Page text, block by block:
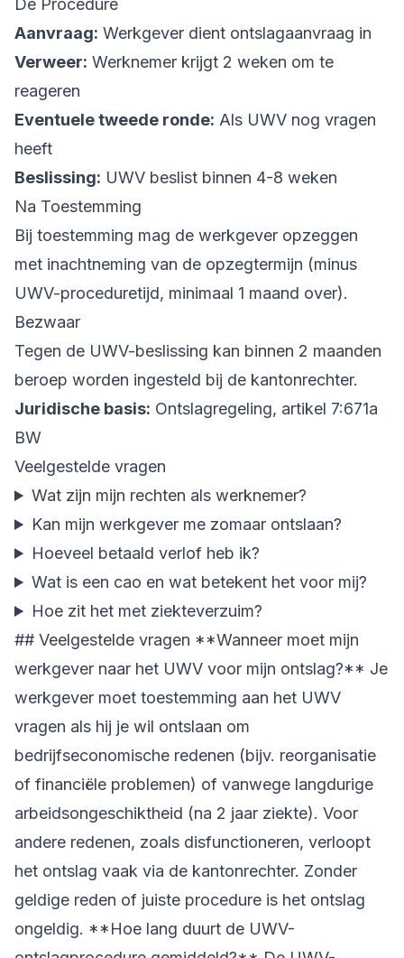
De Procedure
Aanvraag: Werkgever dient ontslagaanvraag in
Verweer: Werknemer krijgt 2 weken om te
reageren
Eventuele tweede ronde: Als UWV nog vragen
heeft
Beslissing: UWV beslist binnen 4-8 weken
Na Toestemming
Bij toestemming mag de werkgever opzeggen
met inachtneming van de opzegtermijn (minus
UWV-proceduretijd, minimaal 1 maand over).
Bezwaar
Tegen de UWV-beslissing kan binnen 2 maanden
beroep worden ingesteld bij de kantonrechter.
Juridische basis: Ontslagregeling, artikel 7:671a
BW
Veelgestelde vragen
Wat zijn mijn rechten als werknemer?
Kan mijn werkgever me zomaar ontslaan?
Hoeveel betaald verlof heb ik?
Wat is een cao en wat betekent het voor mij?
Hoe zit het met ziekteverzuim?
## Veelgestelde vragen **Wanneer moet mijn
werkgever naar het UWV voor mijn ontslag?** Je
werkgever moet toestemming aan het UWV
vragen als hij je wil ontslaan om
bedrijfseconomische redenen (bijv. reorganisatie
of financiële problemen) of vanwege langdurige
arbeidsongeschiktheid (na 2 jaar ziekte). Voor
andere redenen, zoals disfunctioneren, verloopt
het ontslag vaak via de kantonrechter. Zonder
geldige reden of juiste procedure is het ontslag
ongeldig. **Hoe lang duurt de UWV-